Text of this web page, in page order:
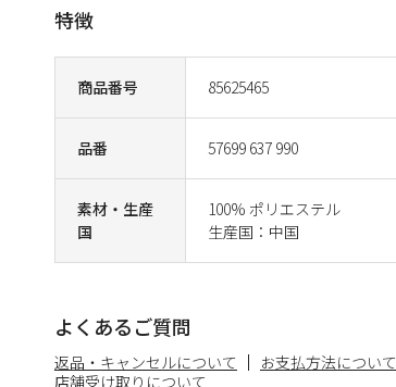
商品番号 85625465
品番 57699 637 990
素材・生産
国
100% ポリエステル
生産国：中国
特徴
よくあるご質問
返品・キャンセルについて お支払方法について
店舗受け取りについて